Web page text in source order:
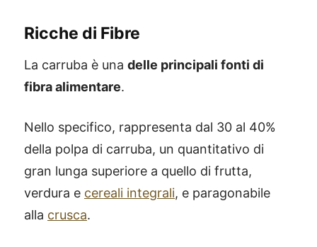
Ricche di Fibre
La carruba è una delle principali fonti di
fibra alimentare.
Nello specifico, rappresenta dal 30 al 40%
della polpa di carruba, un quantitativo di
gran lunga superiore a quello di frutta,
verdura e cereali integrali, e paragonabile
alla crusca.